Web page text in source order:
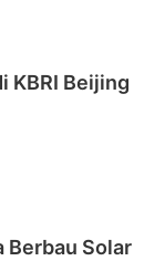
KBRI Beijing
Berbau Solar